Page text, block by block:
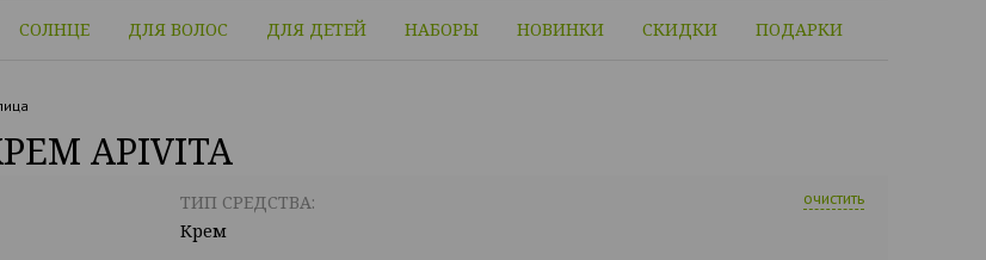
СОЛНЦЕ ДЛЯ ВОЛОС ДЛЯ ДЕТЕЙ НАБОРЫ НОВИНКИ СКИДКИ ПОДАРКИ
APIVITA
ТИП СРЕДСТВА:
Крем
очистить